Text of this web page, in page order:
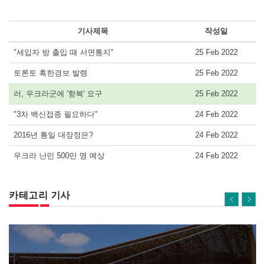
기사제목 작성일
"세입자 방 출입 때 서면통지" 25 Feb 2022
토론토 혹한경보 발령 25 Feb 2022
러, 우크라군에 '항복' 요구 25 Feb 2022
"3차 백신접종 필요하다" 24 Feb 2022
2016년 통일 대장정은? 24 Feb 2022
우크라 난민 500만 명 예상 24 Feb 2022
카테고리 기사